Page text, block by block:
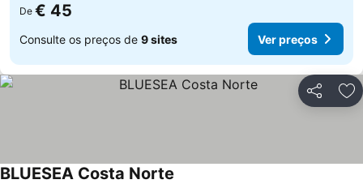
De € 45
Consulte os preços de 9 sites Ver preços
Partilhar
BLUESEA Costa Norte